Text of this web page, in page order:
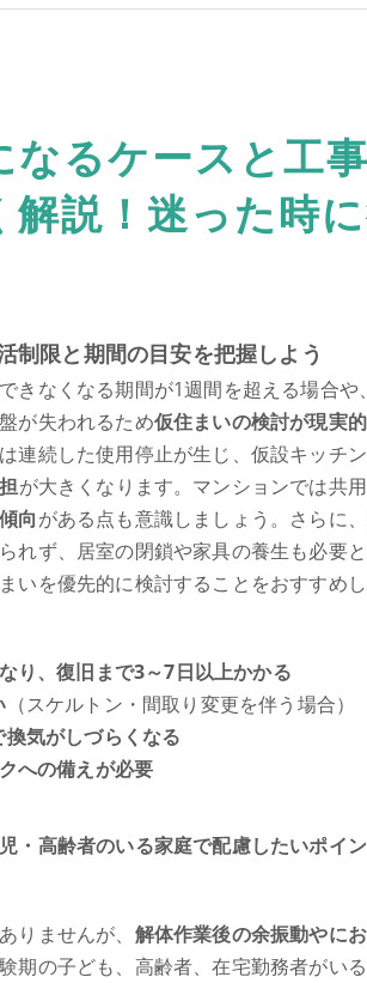
くある質問
なるケースと工
解説！迷った時
制限と期間の目安を把握しよう
きなくなる期間が1週間を超える場合
が失われるため仮住まいの検討が現実的
連続した使用停止が生じ、仮設キッチ
が大きくなります。マンションでは共
向がある点も意識しましょう。さらに
れず、居室の閉鎖や家具の養生も必要
いを優先的に検討することをおすすめし
り、復旧まで3～7日以上かかる
（スケルトン・間取り変更を伴う場合）
気がしづらくなる
への備えが必要
・高齢者のいる家庭で配慮したいポイ
りませんが、 解体作業後の余振動やに
期の子ども、高齢者、在宅勤務者がい